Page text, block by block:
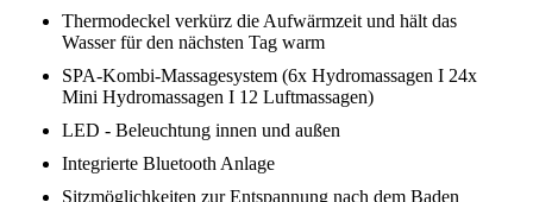
Thermodeckel verkürz die Aufwärmzeit und hält das
Wasser für den nächsten Tag warm
SPA-Kombi-Massagesystem (6x Hydromassagen I 24x
Mini Hydromassagen I 12 Luftmassagen)
LED - Beleuchtung innen und außen
Integrierte Bluetooth Anlage
Sitzmöglichkeiten zur Entspannung nach dem Baden